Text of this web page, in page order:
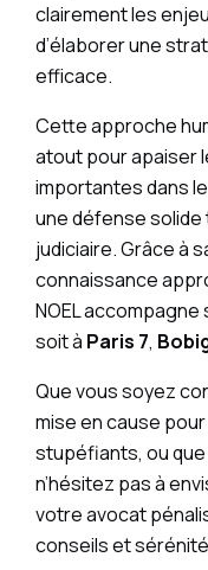
clairement les
d’élaborer une
efficace.
Cette approche
atout pour apaiser
importantes dans
une défense solide
judiciaire. Grâce à
connaissance
NOEL
soit à Paris 7,
Que vous soyez
mise en cause
stupéfiants, ou
n’hésitez pas à
votre avocat
conseils et